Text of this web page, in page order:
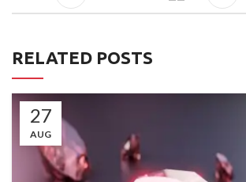
RELATED POSTS
27
AUG